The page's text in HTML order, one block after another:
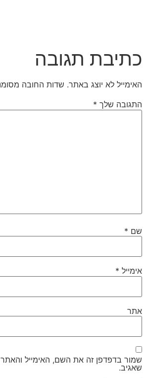
כתיבת תגובה
האימייל לא יוצג באתר. שדות החובה
התגובה שלך *
שם *
אימייל *
אתר
שמור בדפדפן זה את השם, האימייל
שאגיב.